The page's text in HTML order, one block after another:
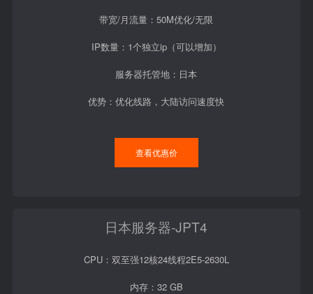
带宽/月流量：50M优化/无限
IP数量：1个独立ip（可以增加）
服务器托管地：日本
优势：优化线路，大陆访问速度快
查看优惠价
日本服务器-JPT4
CPU：双至强12核24线程2E5-2630L
内存：32 GB